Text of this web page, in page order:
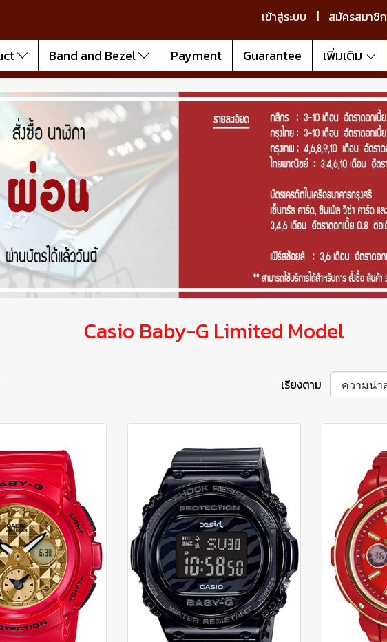
เข้าสู่ระบบ สมัครสมาชิก
Band and Bezel Payment Guarantee เพิ่มเติม
Casio Baby-G Limited Model
เรียงตาม